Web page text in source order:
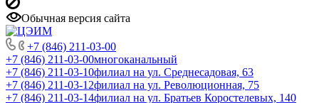
Обычная версия сайта
+7 (846) 211-03-00
+7 (846) 211-03-00многоканальный
+7 (846) 211-03-10филиал на ул. Среднесадовая, 63
+7 (846) 211-03-12филиал на ул. Революционная, 75
+7 (846) 211-03-14филиал на ул. Братьев Коростелевых, 140